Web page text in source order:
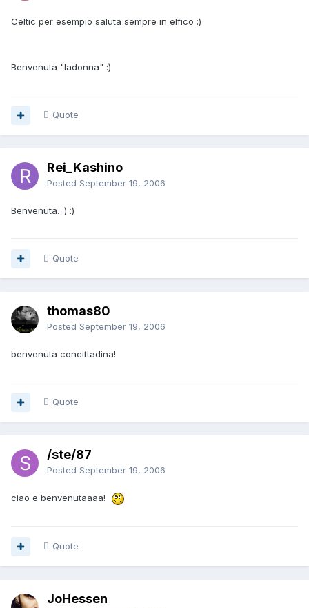
Celtic per esempio saluta sempre in elfico :)
Benvenuta "ladonna" :)
Quote
Rei_Kashino
Posted September 19, 2006
Benvenuta. :) :)
Quote
thomas80
Posted September 19, 2006
benvenuta concittadina!
Quote
/ste/87
Posted September 19, 2006
ciao e benvenutaaaa!
Quote
JoHessen